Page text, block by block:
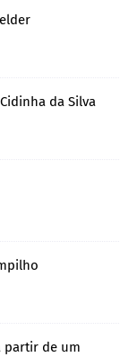
da Silva
partir de um